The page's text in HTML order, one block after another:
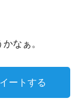
なぁ。
ートする